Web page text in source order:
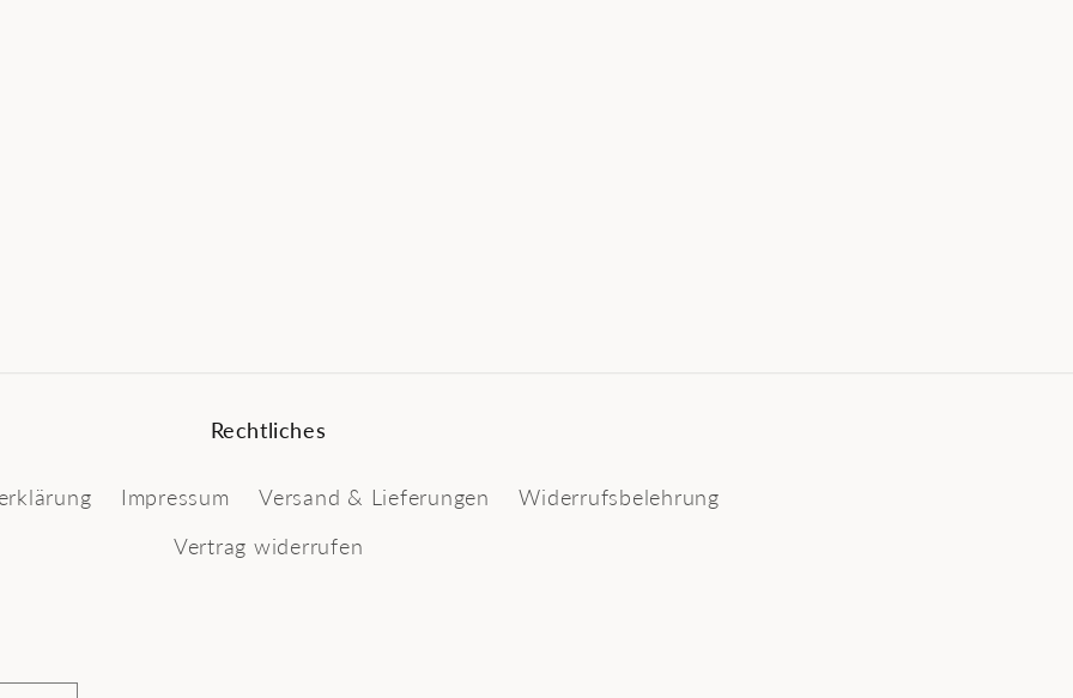
Rechtliches
Impressum Versand & Lieferungen
Widerrufsbelehrung
Vertrag widerrufen